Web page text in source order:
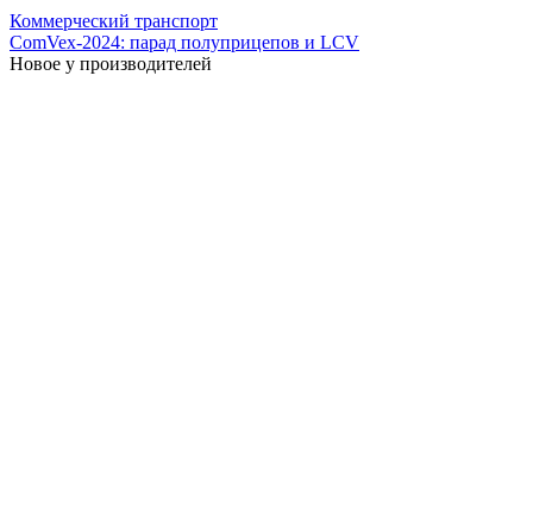
Коммерческий транспорт
ComVex-2024: парад полуприцепов и LCV
Новое у производителей